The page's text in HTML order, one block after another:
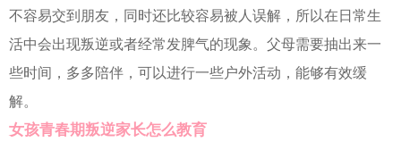
不容易交到朋友，同时还比较容易被人误解，所以在日常生
活中会出现叛逆或者经常发脾气的现象。父母需要抽出来一
些时间，多多陪伴，可以进行一些户外活动，能够有效缓
解。
女孩青春期叛逆家长怎么教育